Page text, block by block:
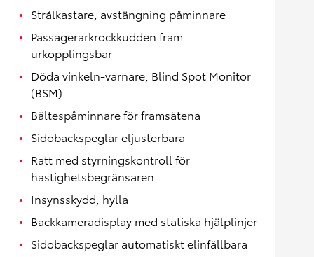
Strålkastare, avstängning påminnare
Passagerarkrockkudden fram
urkopplingsbar
Döda vinkeln-varnare, Blind Spot Monitor
(BSM)
Bältespåminnare för framsätena
Sidobackspeglar eljusterbara
Ratt med styrningskontroll för
hastighetsbegränsaren
Insynsskydd, hylla
Backkameradisplay med statiska hjälplinjer
Sidobackspeglar automatiskt elinfällbara